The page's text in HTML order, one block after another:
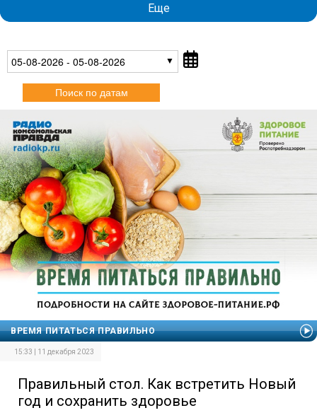
Еще
05-08-2026 - 05-08-2026
Поиск по датам
ВРЕМЯ ПИТАТЬСЯ ПРАВИЛЬНО
15:33 | 11 декабря 2023
Правильный стол. Как встретить Новый
год и сохранить здоровье